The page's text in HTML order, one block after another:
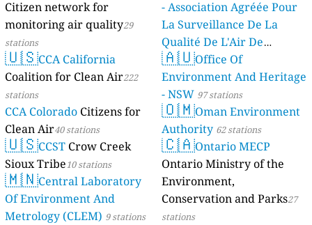
Citizen network for
monitoring air quality29
stations
🇺🇸CCA California
Coalition for Clean Air222
stations
CCA Colorado Citizens for
Clean Air40 stations
🇺🇸CCST Crow Creek
Sioux Tribe10 stations
🇲🇳Central Laboratory
Of Environment And
Metrology (CLEM) 9 stations
- Association Agréée Pour
La Surveillance De La
Qualité De L'Air De
Mayotte 4 stations
🇦🇺Office Of
Environment And Heritage
- NSW 97 stations
🇴🇲Oman Environment
Authority 62 stations
🇨🇦Ontario MECP
Ontario Ministry of the
Environment,
Conservation and Parks27
stations